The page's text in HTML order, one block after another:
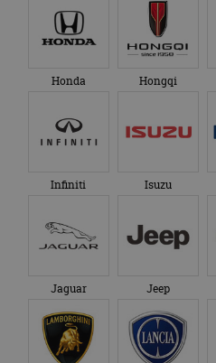
Honda Hongqi
Infiniti Isuzu
Jaguar Jeep